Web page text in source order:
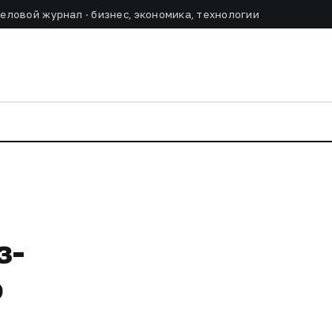
журнал · бизнес, экономика, технологии